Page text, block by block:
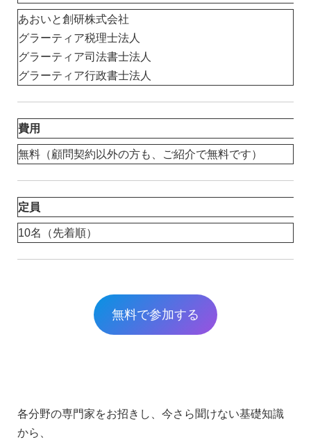
あおいと創研株式会社
グラーティア税理士法人
グラーティア司法書士法人
グラーティア行政書士法人
費用
無料（顧問契約以外の方も、ご紹介で無料です）
定員
10名（先着順）
無料で参加する
各分野の専門家をお招きし、今さら聞けない基礎知識
から、